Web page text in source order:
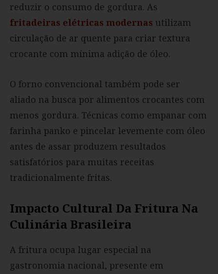
reduzir o consumo de gordura. As
fritadeiras elétricas modernas utilizam
circulação de ar quente para criar textura
crocante com mínima adição de óleo.
O forno convencional também pode ser
aliado na busca por alimentos crocantes com
menos gordura. Técnicas como empanar com
farinha panko e pincelar levemente com óleo
antes de assar produzem resultados
satisfatórios para muitas receitas
tradicionalmente fritas.
Impacto Cultural Da Fritura Na
Culinária Brasileira
A fritura ocupa lugar especial na
gastronomia nacional, presente em